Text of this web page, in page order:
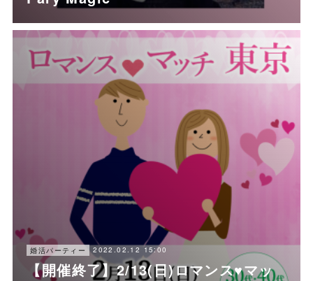
婚活パーティー 2022.02.12 15:00
【開催終了】2/13(日)ロマンス♥マッ